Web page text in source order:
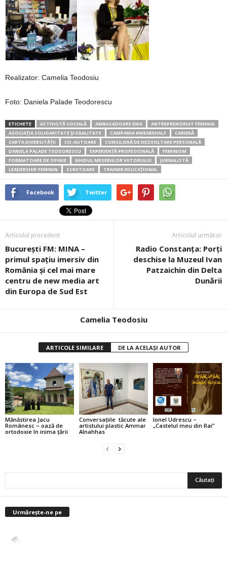
Realizator: Camelia Teodosiu
Foto: Daniela Palade Teodorescu
ETICHETE ACTIVISTĂ SOCIALĂ AMBASADOARE EWA
ANTREPRENORIAT FEMININ
ASOCIAȚIA SOLIDARITATE ȘI EGALITATE
CAMPANIA #WEAREHALF
CARIERĂ
CARTA DIVERSITĂȚII
CO-AUTOARE
CONSILIERĂ DE DEZVOLTARE PERSONALĂ
DANIELA PALADE TEODORESCU
EXPERIENȚĂ PROFESIONALĂ
FEMINISM
FORMATOARE DE OPINIE
GHIDUL MESERIILOR VIITORULUI
JURNALISTĂ
LEADERSHIP FEMININ
SCRIITOARE TRAINER EDUCAȚIONAL
Facebook Twitter
Articolul precedent
București FM: MINA –
primul spațiu imersiv din
România și cel mai mare
centru de new media art
din Europa de Sud Est
Articolul următor
Radio Constanța: Porți
deschise la Muzeul Ivan
Patzaichin din Delta
Dunării
Camelia Teodosiu
ARTICOLE SIMILARE DE LA ACELAȘI AUTOR
Mănăstirea Jacu
Românesc – oază de
ortodoxie în inima țării
Conversațiile tăcute ale
artistului plastic Ammar
Alnahhas
Ionel Udrescu –
„Castelul meu din Rai”
Urmărește-ne pe
4,400